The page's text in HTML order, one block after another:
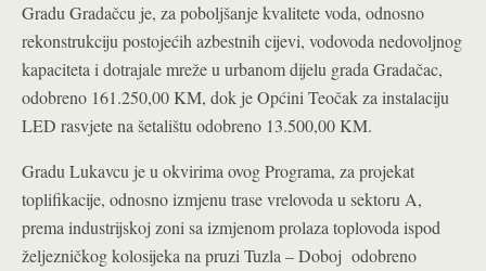
Gradu Gradačcu je, za poboljšanje kvalitete voda, odnosno
rekonstrukciju postojećih azbestnih cijevi, vodovoda nedovoljnog
kapaciteta i dotrajale mreže u urbanom dijelu grada Gradačac,
odobreno 161.250,00 KM, dok je Općini Teočak za instalaciju
LED rasvjete na šetalištu odobreno 13.500,00 KM.
Gradu Lukavcu je u okvirima ovog Programa, za projekat
toplifikacije, odnosno izmjenu trase vrelovoda u sektoru A,
prema industrijskoj zoni sa izmjenom prolaza toplovoda ispod
željezničkog kolosijeka na pruzi Tuzla – Doboj odobreno